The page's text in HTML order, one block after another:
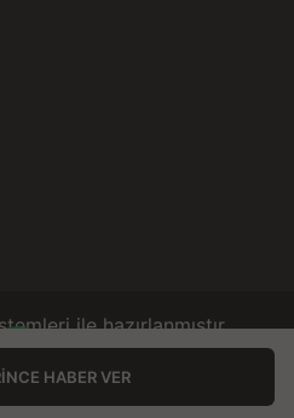
HABER VER
ile hazırlanmıştır.
Sipariş Takibi İletişim